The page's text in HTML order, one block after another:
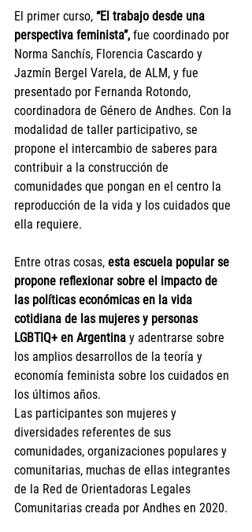
El primer curso, “El trabajo desde una
perspectiva feminista”, fue coordinado por
Norma Sanchís, Florencia Cascardo y
Jazmín Bergel Varela, de ALM, y fue
presentado por Fernanda Rotondo,
coordinadora de Género de Andhes. Con la
modalidad de taller participativo, se
propone el intercambio de saberes para
contribuir a la construcción de
comunidades que pongan en el centro la
reproducción de la vida y los cuidados que
ella requiere.
Entre otras cosas, esta escuela popular se
propone reflexionar sobre el impacto de
las políticas económicas en la vida
cotidiana de las mujeres y personas
LGBTIQ+ en Argentina y adentrarse sobre
los amplios desarrollos de la teoría y
economía feminista sobre los cuidados en
los últimos años.
Las participantes son mujeres y
diversidades referentes de sus
comunidades, organizaciones populares y
comunitarias, muchas de ellas integrantes
de la Red de Orientadoras Legales
Comunitarias creada por Andhes en 2020.